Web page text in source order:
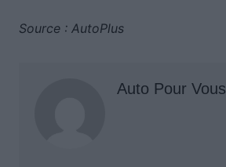
Source : AutoPlus
Auto Pour Vous